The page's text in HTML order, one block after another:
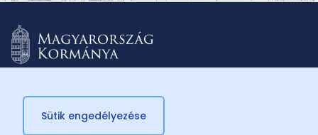
© 2026 Külügyminisztérium
Sütik engedélyezése